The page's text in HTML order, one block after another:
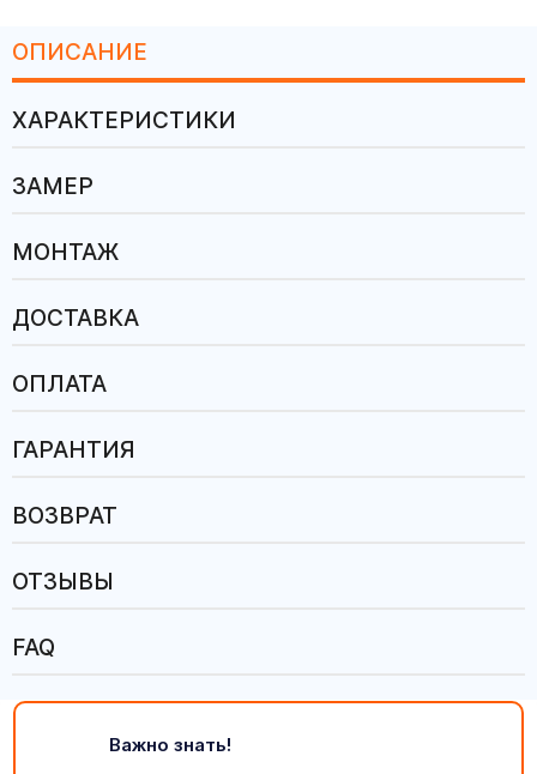
ОПИСАНИЕ
ХАРАКТЕРИСТИКИ
ЗАМЕР
МОНТАЖ
ДОСТАВКА
ОПЛАТА
ГАРАНТИЯ
ВОЗВРАТ
ОТЗЫВЫ
FAQ
Важно знать!